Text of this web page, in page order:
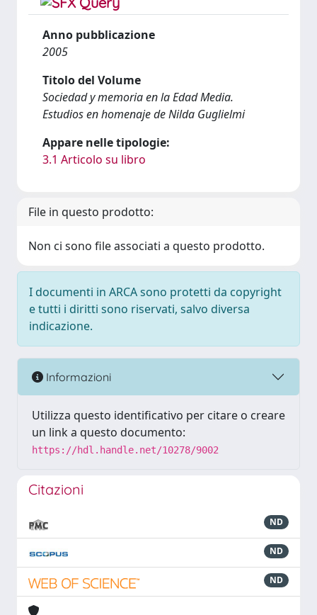
Anno pubblicazione
2005
Titolo del Volume
Sociedad y memoria en la Edad Media.
Estudios en homenaje de Nilda Guglielmi
Appare nelle tipologie:
3.1 Articolo su libro
File in questo prodotto:
Non ci sono file associati a questo prodotto.
I documenti in ARCA sono protetti da copyright
e tutti i diritti sono riservati, salvo diversa
indicazione.
Informazioni
Utilizza questo identificativo per citare o creare
un link a questo documento:
https://hdl.handle.net/10278/9002
Citazioni
ND
ND
ND